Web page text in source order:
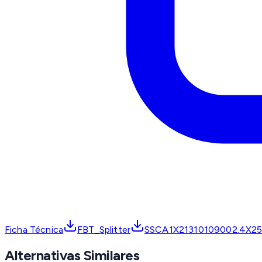
Ficha Técnica FBT_Splitter
Alternativas Similares